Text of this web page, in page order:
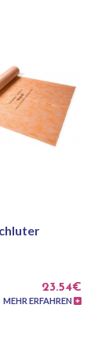
23.54€
MEHR ERFAHREN